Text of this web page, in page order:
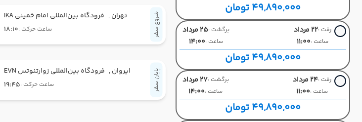
49,890,000 تومان
رفت :22 مرداد
ساعت :11:00
برگشت :25 مرداد
ساعت :14:00
49,890,000 تومان
رفت :24 مرداد
ساعت :11:00
برگشت :27 مرداد
ساعت :14:00
49,890,000 تومان
شروع سفر تهران , فرودگاه بین‌المللی امام خمینی IKA
ساعت حرکت :18:10
پایان سفر ایروان , فرودگاه بین‌المللی زوارتنوتس EVN
ساعت حرکت :19:45